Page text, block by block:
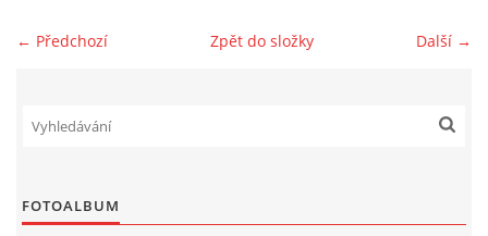
← Předchozí Další →
Zpět do složky
FOTOALBUM